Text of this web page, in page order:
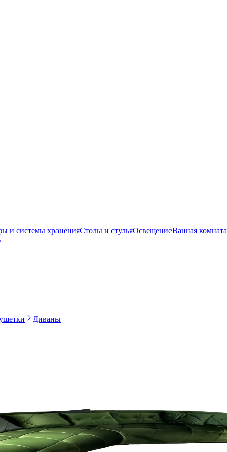
и системы храненияСтолы и стульяОсвещениеВанная комната
Диваны